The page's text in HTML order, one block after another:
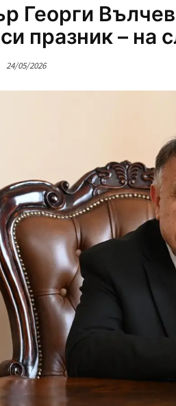
Георги
празник – на
24/05/2026